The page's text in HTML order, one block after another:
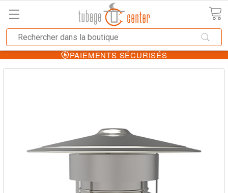
PAIEMENTS SÉCURISÉS